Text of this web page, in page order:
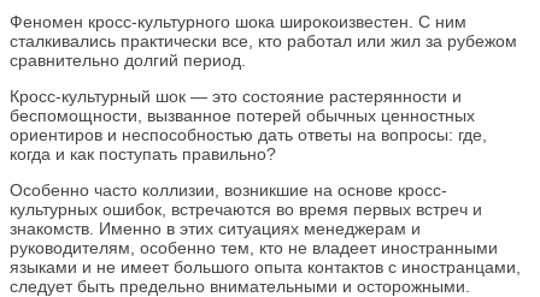
Феномен кросс-культурного шока широкоизвестен. С ним
сталкивались практически все, кто работал или жил за рубежом
сравнительно долгий период.
Кросс-культурный шок — это состояние растерянности и
беспомощности, вызванное потерей обычных ценностных
ориентиров и неспособностью дать ответы на вопросы: где,
когда и как поступать правильно?
Особенно часто коллизии, возникшие на основе кросс-
культурных ошибок, встречаются во время первых встреч и
знакомств. Именно в этих ситуациях менеджерам и
руководителям, особенно тем, кто не владеет иностранными
языками и не имеет большого опыта контактов с иностранцами,
следует быть предельно внимательными и осторожными.